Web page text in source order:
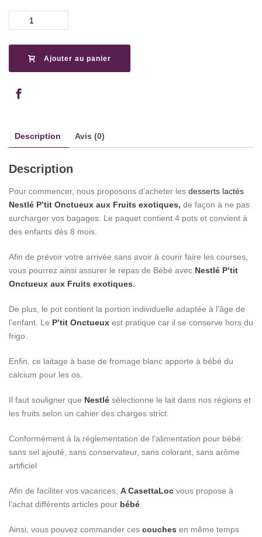
quantité
de
Nestlé
Onctueux
Fruits
Ajouter au panier
Description Avis (0)
Description
Pour commencer, nous proposons d’acheter les desserts lactés
Nestlé P’tit Onctueux aux Fruits exotiques, de façon à ne pas
surcharger vos bagages. Le paquet contient 4 pots et convient à
des enfants dès 8 mois.
Afin de prévoir votre arrivée sans avoir à courir faire les courses,
vous pourrez ainsi assurer le repas de Bébé avec Nestlé P’tit
Onctueux aux Fruits exotiques.
De plus, le pot contient la portion individuelle adaptée à l’âge de
l’enfant. Le P’tit Onctueux est pratique car il se conserve hors du
frigo.
Enfin, ce laitage à base de fromage blanc apporte à bébé du
calcium pour les os.
Il faut souligner que Nestlé sélectionne le lait dans nos régions et
les fruits selon un cahier des charges strict.
Conformément à la réglementation de l’alimentation pour bébé:
sans sel ajouté, sans conservateur, sans colorant, sans arôme
artificiel
Afin de faciliter vos vacances, A CasettaLoc vous propose à
l’achat différents articles pour bébé
Ainsi, vous pouvez commander ces couches en même temps